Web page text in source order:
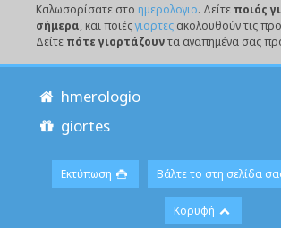
Καλωσορίσατε στο ημερολογιο. Δείτε ποιός
σήμερα, και ποιέςγιορτεςακολουθούν τις
Δείτε πότε γιορτάζουντα αγαπημένα σας
hmerologio
giortes
Εκτύπωση Βάλτε το στη σελίδα
Κορυφή